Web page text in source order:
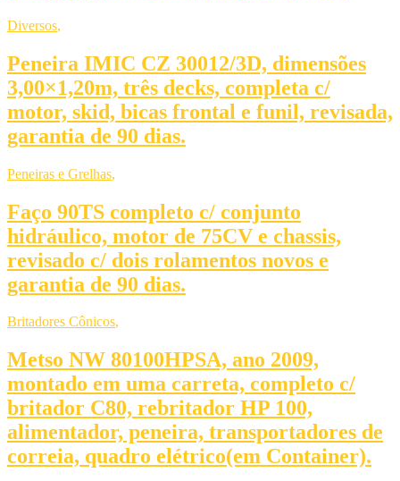
Diversos,
Peneira IMIC CZ 30012/3D, dimensões
3,00×1,20m, três decks, completa c/
motor, skid, bicas frontal e funil, revisada,
garantia de 90 dias.
Peneiras e Grelhas,
Faço 90TS completo c/ conjunto
hidráulico, motor de 75CV e chassis,
revisado c/ dois rolamentos novos e
garantia de 90 dias.
Britadores Cônicos,
Metso NW 80100HPSA, ano 2009,
montado em uma carreta, completo c/
britador C80, rebritador HP 100,
alimentador, peneira, transportadores de
correia, quadro elétrico(em Container).